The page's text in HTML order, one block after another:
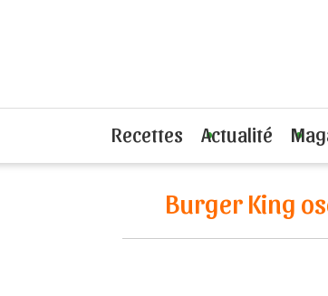
Recettes Actualité
Burger King ose le burger à
Burger King